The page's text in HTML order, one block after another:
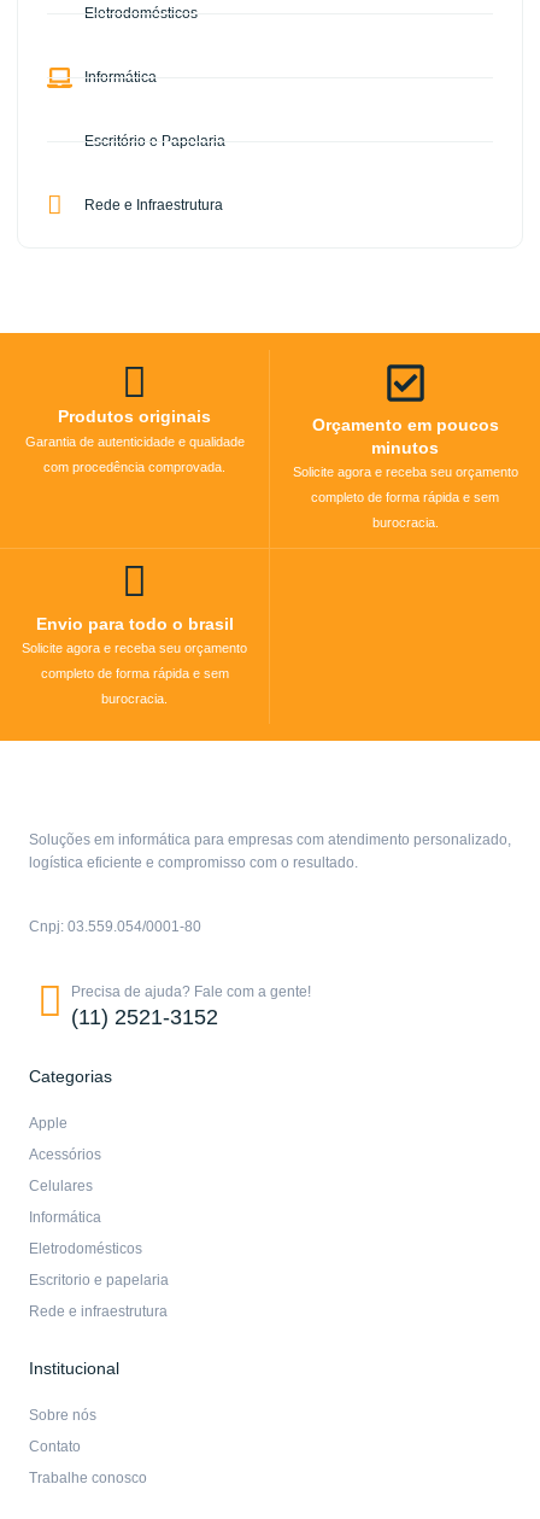
Eletrodomésticos
Informática
Escritório e Papelaria
Rede e Infraestrutura
Produtos originais
Garantia de autenticidade e qualidade
com procedência comprovada.
Orçamento em poucos
minutos
Solicite agora e receba seu orçamento
completo de forma rápida e sem
burocracia.
Envio para todo o brasil
Solicite agora e receba seu orçamento
completo de forma rápida e sem
burocracia.
Soluções em informática para empresas com atendimento personalizado,
logística eficiente e compromisso com o resultado.
Cnpj: 03.559.054/0001-80
Precisa de ajuda? Fale com a gente!
(11) 2521-3152
Categorias
Apple
Acessórios
Celulares
Informática
Eletrodomésticos
Escritorio e papelaria
Rede e infraestrutura
Institucional
Sobre nós
Contato
Trabalhe conosco